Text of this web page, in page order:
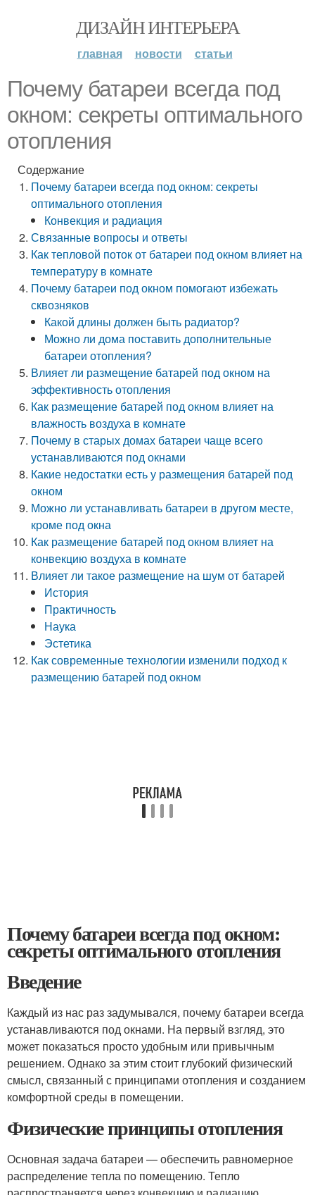
ДИЗАЙН ИНТЕРЬЕРА
главная новости статьи
Почему батареи всегда под
окном: секреты оптимального
отопления
Содержание
Почему батареи всегда под окном: секреты
оптимального отопления
Конвекция и радиация
Связанные вопросы и ответы
Как тепловой поток от батареи под окном влияет на
температуру в комнате
Почему батареи под окном помогают избежать
сквозняков
Какой длины должен быть радиатор?
Можно ли дома поставить дополнительные
батареи отопления?
Влияет ли размещение батарей под окном на
эффективность отопления
Как размещение батарей под окном влияет на
влажность воздуха в комнате
Почему в старых домах батареи чаще всего
устанавливаются под окнами
Какие недостатки есть у размещения батарей под
окном
Можно ли устанавливать батареи в другом месте,
кроме под окна
Как размещение батарей под окном влияет на
конвекцию воздуха в комнате
Влияет ли такое размещение на шум от батарей
История
Практичность
Наука
Эстетика
Как современные технологии изменили подход к
размещению батарей под окном
Почему батареи всегда под окном:
секреты оптимального отопления
Введение
Каждый из нас раз задумывался, почему батареи всегда
устанавливаются под окнами. На первый взгляд, это
может показаться просто удобным или привычным
решением. Однако за этим стоит глубокий физический
смысл, связанный с принципами отопления и созданием
комфортной среды в помещении.
Физические принципы отопления
Основная задача батареи — обеспечить равномерное
распределение тепла по помещению. Тепло